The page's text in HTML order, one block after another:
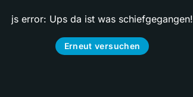
js error: Ups da ist was schiefgegangen!
Erneut versuchen